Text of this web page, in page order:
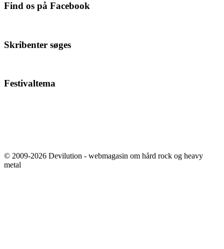
Find os på Facebook
Skribenter søges
Festivaltema
© 2009-2026 Devilution - webmagasin om hård rock og heavy
metal